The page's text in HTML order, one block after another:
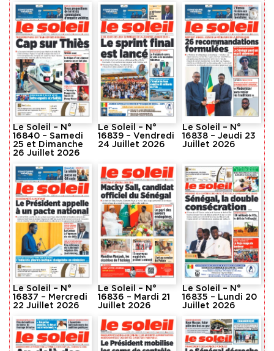
Le Soleil – N°
16840 – Samedi
25 et Dimanche
26 Juillet 2026
Le Soleil – N°
16839 – Vendredi
24 Juillet 2026
Le Soleil – N°
16838 – Jeudi 23
Juillet 2026
Le Soleil – N°
16837 – Mercredi
22 Juillet 2026
Le Soleil – N°
16836 – Mardi 21
Juillet 2026
Le Soleil – N°
16835 – Lundi 20
Juillet 2026